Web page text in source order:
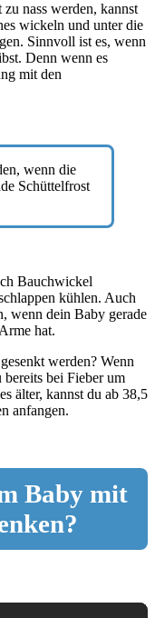
nass werden, kannst
wickeln und unter die
Sinnvoll ist es, wenn
Denn wenn es
mit den
wenn die
Schüttelfrost
Bauchwickel
kühlen. Auch
wenn dein Baby gerade
hat.
werden? Wenn
bei Fieber um
älter, kannst du ab 38,5
anfangen.
Baby mit